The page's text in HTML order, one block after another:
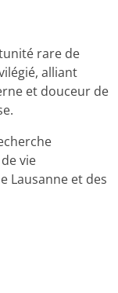
rare de
alliant
et douceur de
vie
Lausanne et des